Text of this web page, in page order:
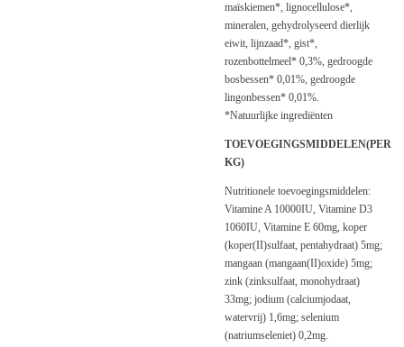
maïskiemen*, lignocellulose*,
mineralen, gehydrolyseerd dierlijk
eiwit, lijnzaad*, gist*,
rozenbottelmeel* 0,3%, gedroogde
bosbessen* 0,01%, gedroogde
lingonbessen* 0,01%.
*Natuurlijke ingrediënten
TOEVOEGINGSMIDDELEN(PER
KG)
Nutritionele toevoegingsmiddelen:
Vitamine A 10000IU, Vitamine D3
1060IU, Vitamine E 60mg, koper
(koper(II)sulfaat, pentahydraat) 5mg;
mangaan (mangaan(II)oxide) 5mg;
zink (zinksulfaat, monohydraat)
33mg; jodium (calciumjodaat,
watervrij) 1,6mg; selenium
(natriumseleniet) 0,2mg.